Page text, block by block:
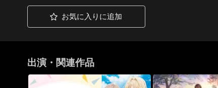
お気に入りに追加
出演・関連作品